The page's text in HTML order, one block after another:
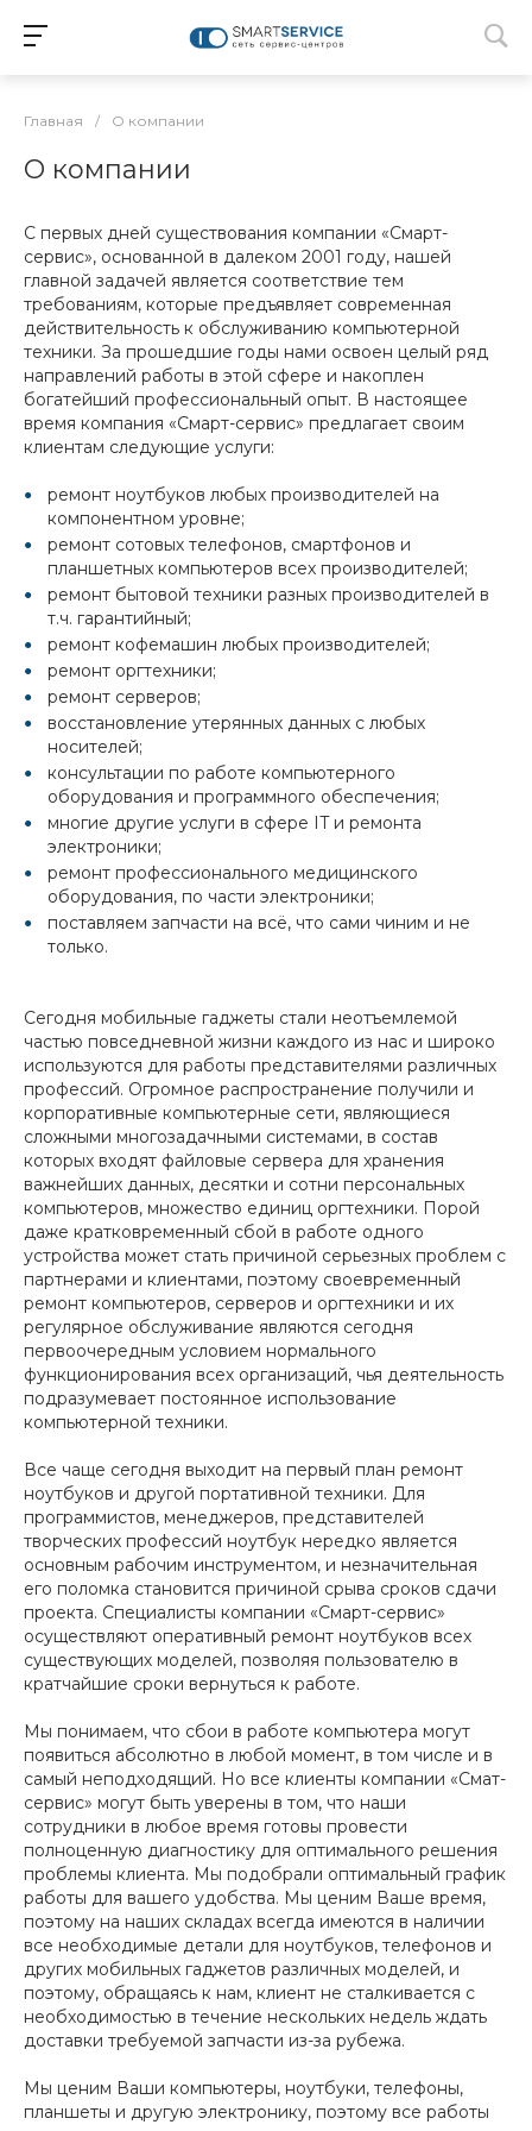
Главная / О компании
О компании
С первых дней существования компании «Смарт-
сервис», основанной в далеком 2001 году, нашей
главной задачей является соответствие тем
требованиям, которые предъявляет современная
действительность к обслуживанию компьютерной
техники. За прошедшие годы нами освоен целый ряд
направлений работы в этой сфере и накоплен
богатейший профессиональный опыт. В настоящее
время компания «Смарт-сервис» предлагает своим
клиентам следующие услуги:
ремонт ноутбуков любых производителей на
компонентном уровне;
ремонт сотовых телефонов, смартфонов и
планшетных компьютеров всех производителей;
ремонт бытовой техники разных производителей в
т.ч. гарантийный;
ремонт кофемашин любых производителей;
ремонт оргтехники;
ремонт серверов;
восстановление утерянных данных с любых
носителей;
консультации по работе компьютерного
оборудования и программного обеспечения;
многие другие услуги в сфере IT и ремонта
электроники;
ремонт профессионального медицинского
оборудования, по части электроники;
поставляем запчасти на всё, что сами чиним и не
только.
Сегодня мобильные гаджеты стали неотъемлемой
частью повседневной жизни каждого из нас и широко
используются для работы представителями различных
профессий. Огромное распространение получили и
корпоративные компьютерные сети, являющиеся
сложными многозадачными системами, в состав
которых входят файловые сервера для хранения
важнейших данных, десятки и сотни персональных
компьютеров, множество единиц оргтехники. Порой
даже кратковременный сбой в работе одного
устройства может стать причиной серьезных проблем с
партнерами и клиентами, поэтому своевременный
ремонт компьютеров, серверов и оргтехники и их
регулярное обслуживание являются сегодня
первоочередным условием нормального
функционирования всех организаций, чья деятельность
подразумевает постоянное использование
компьютерной техники.
Все чаще сегодня выходит на первый план ремонт
ноутбуков и другой портативной техники. Для
программистов, менеджеров, представителей
творческих профессий ноутбук нередко является
основным рабочим инструментом, и незначительная
его поломка становится причиной срыва сроков сдачи
проекта. Специалисты компании «Смарт-сервис»
осуществляют оперативный ремонт ноутбуков всех
существующих моделей, позволяя пользователю в
кратчайшие сроки вернуться к работе.
Мы понимаем, что сбои в работе компьютера могут
появиться абсолютно в любой момент, в том числе и в
самый неподходящий. Но все клиенты компании «Смат-
сервис» могут быть уверены в том, что наши
сотрудники в любое время готовы провести
полноценную диагностику для оптимального решения
проблемы клиента. Мы подобрали оптимальный график
работы для вашего удобства. Мы ценим Ваше время,
поэтому на наших складах всегда имеются в наличии
все необходимые детали для ноутбуков, телефонов и
других мобильных гаджетов различных моделей, и
поэтому, обращаясь к нам, клиент не сталкивается с
необходимостью в течение нескольких недель ждать
доставки требуемой запчасти из-за рубежа.
Мы ценим Ваши компьютеры, ноутбуки, телефоны,
планшеты и другую электронику, поэтому все работы